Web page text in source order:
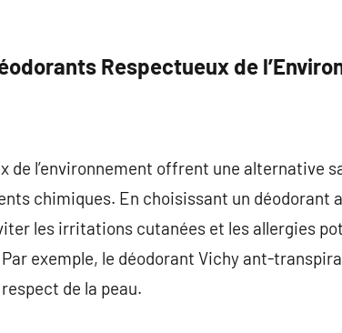
Respectueux de
de l’environnement offrent une alternative
chimiques. En choisissant un
les irritations cutanées et les allergies
exemple, le déodorant Vichy ant-
de la peau.